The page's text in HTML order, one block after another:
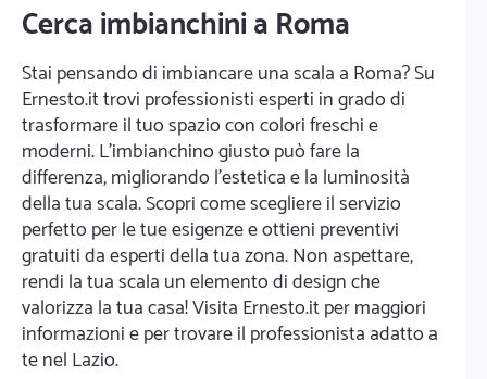
Cerca imbianchini a Roma
Stai pensando di imbiancare una scala a Roma? Su
Ernesto.it trovi professionisti esperti in grado di
trasformare il tuo spazio con colori freschi e
moderni. L'imbianchino giusto può fare la
differenza, migliorando l'estetica e la luminosità
della tua scala. Scopri come scegliere il servizio
perfetto per le tue esigenze e ottieni preventivi
gratuiti da esperti della tua zona. Non aspettare,
rendi la tua scala un elemento di design che
valorizza la tua casa! Visita Ernesto.it per maggiori
informazioni e per trovare il professionista adatto a
te nel Lazio.